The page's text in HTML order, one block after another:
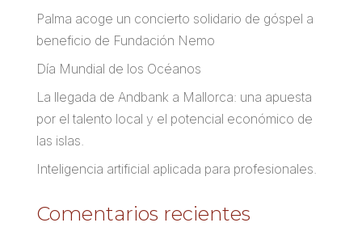
Palma acoge un concierto solidario de góspel a
beneficio de Fundación Nemo
Día Mundial de los Océanos
La llegada de Andbank a Mallorca: una apuesta
por el talento local y el potencial económico de
las islas.
Inteligencia artificial aplicada para profesionales.
Comentarios recientes